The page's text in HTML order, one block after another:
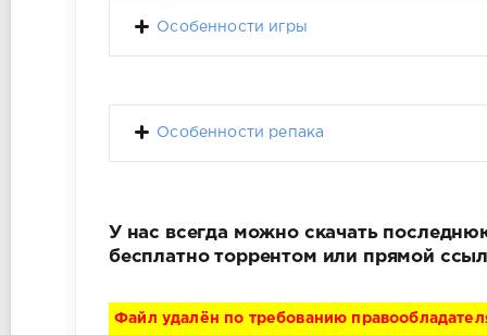
Особенности игры
Особенности репака
У нас всегда можно скачать
бесплатно торрентом или прямой
Файл удалён по требованию